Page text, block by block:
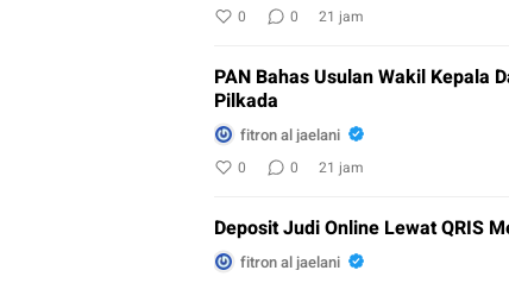
0 0 21 jam
PAN Bahas Usulan Wakil Kepala
Pilkada
fitron al jaelani
0 0 21 jam
Deposit Judi Online Lewat QRIS
fitron al jaelani